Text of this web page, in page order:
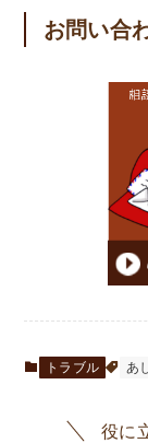
お問い合
トラブル あ
役に